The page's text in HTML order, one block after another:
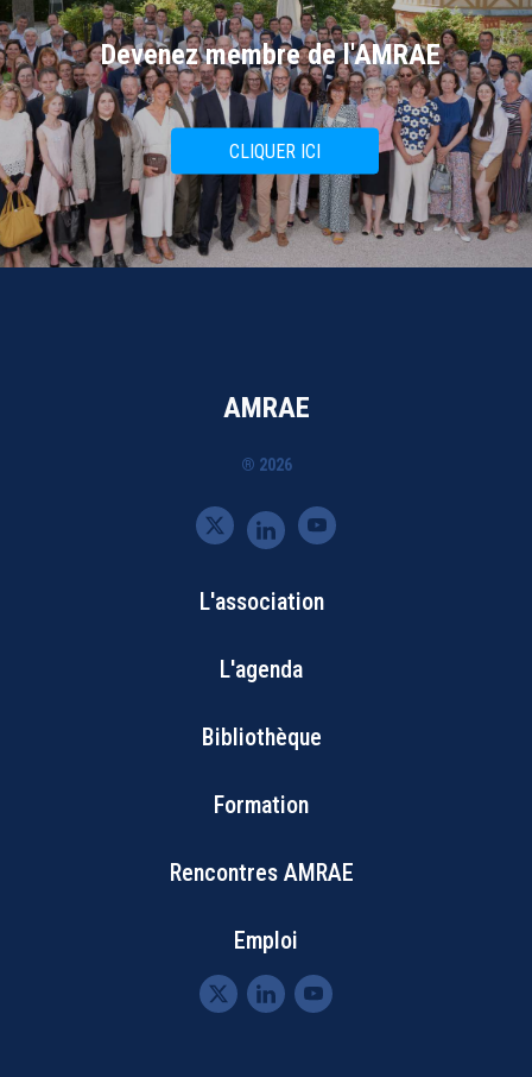
Devenez membre de l'AMRAE
CLIQUER ICI
AMRAE
® 2026
Bottom
Footer
Menu
L'association
L'agenda
Bibliothèque
Formation
Rencontres AMRAE
Emploi